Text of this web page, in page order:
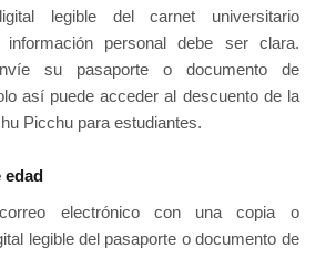
legible del carnet universitario
información personal debe ser clara.
su pasaporte o documento de
así puede acceder al descuento de la
Picchu para estudiantes.
edad
electrónico con una copia o
legible del pasaporte o documento de